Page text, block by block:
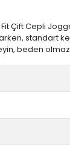
Çift Cepli
standart
beden